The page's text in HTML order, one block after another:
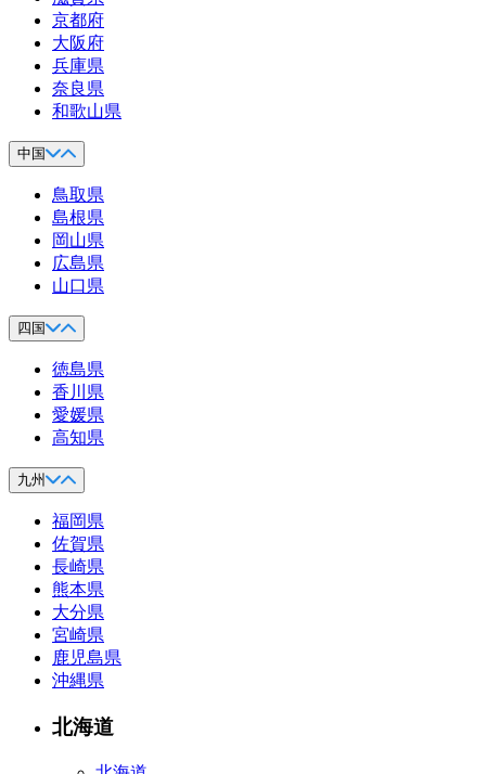
京都府
大阪府
兵庫県
奈良県
和歌山県
中国
鳥取県
島根県
岡山県
広島県
山口県
四国
徳島県
香川県
愛媛県
高知県
九州
福岡県
佐賀県
長崎県
熊本県
大分県
宮崎県
鹿児島県
沖縄県
北海道